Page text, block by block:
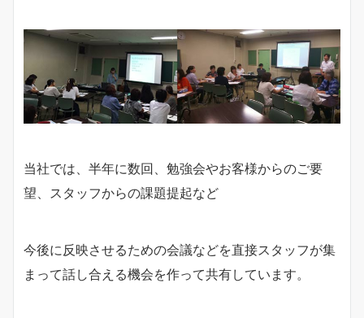
当社では、半年に数回、勉強会やお客様からのご要
望、スタッフからの課題提起など
今後に反映させるための会議などを直接スタッフが集
まって話し合える機会を作って共有しています。